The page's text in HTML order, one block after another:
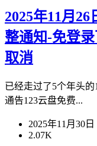
2025年11月
整通知-免登
取消
已经走过了5个年头的
通告123云盘免费...
2025年11月30日
2.07K